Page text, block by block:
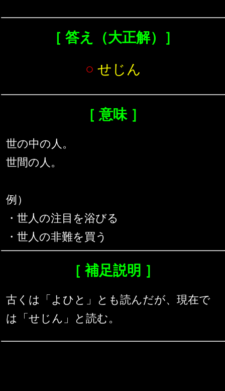
［ 答え（大正解）］
○ せじん
［ 意味 ］
世の中の人。
世間の人。
例）
・世人の注目を浴びる
・世人の非難を買う
［ 補足説明 ］
古くは「よひと」とも読んだが、現在で
は「せじん」と読む。